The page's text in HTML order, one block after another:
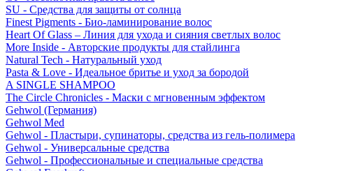
SU - Средства для защиты от солнца
Finest Pigments - Био-ламинирование волос
Heart Of Glass – Линия для ухода и сияния светлых волос
More Inside - Авторские продукты для стайлинга
Natural Tech - Натуральный уход
Pasta & Love - Идеальное бритье и уход за бородой
A SINGLE SHAMPOO
The Circle Chronicles - Маски с мгновенным эффектом
Gehwol (Германия)
Gehwol Med
Gehwol - Пластыри, супинаторы, средства из гель-полимера
Gehwol - Универсальные средства
Gehwol - Профессиональные и специальные средства